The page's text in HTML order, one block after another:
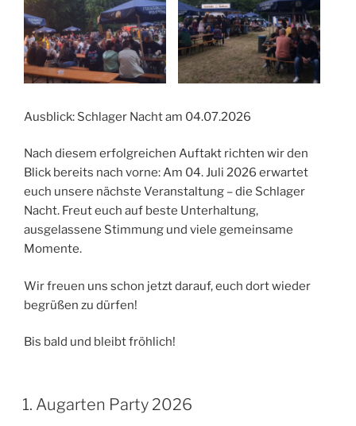
Ausblick: Schlager Nacht am 04.07.2026
Nach diesem erfolgreichen Auftakt richten wir den
Blick bereits nach vorne: Am 04. Juli 2026 erwartet
euch unsere nächste Veranstaltung – die Schlager
Nacht. Freut euch auf beste Unterhaltung,
ausgelassene Stimmung und viele gemeinsame
Momente.
Wir freuen uns schon jetzt darauf, euch dort wieder
begrüßen zu dürfen!
Bis bald und bleibt fröhlich!
1. Augarten Party 2026